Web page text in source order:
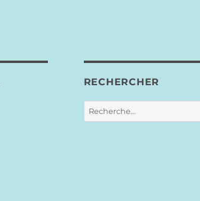
RECHERCHER
Recherche
pour :